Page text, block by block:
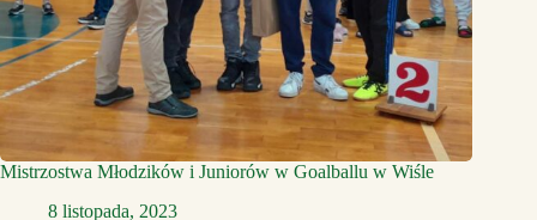
Mistrzostwa Młodzików i Juniorów w Goalballu w Wiśle
8 listopada, 2023